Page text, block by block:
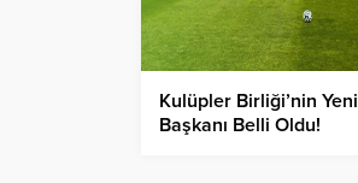
Kulüpler Birliği’nin Yeni
Başkanı Belli Oldu!